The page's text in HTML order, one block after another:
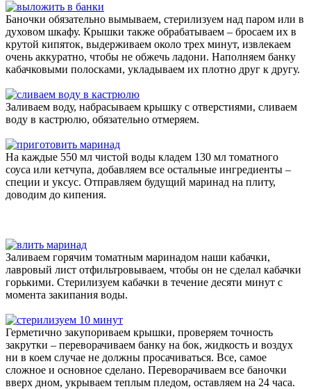
Баночки обязательно вымываем, стерилизуем над паром или в
духовом шкафу. Крышки также обрабатываем – бросаем их в
крутой кипяток, выдерживаем около трех минут, извлекаем
очень аккуратно, чтобы не обжечь ладони. Наполняем банку
кабачковыми полосками, укладываем их плотно друг к другу.
Заливаем воду, набрасываем крышку с отверстиями, сливаем
воду в кастрюлю, обязательно отмеряем.
На каждые 550 мл чистой воды кладем 130 мл томатного
соуса или кетчупа, добавляем все остальные ингредиенты –
специи и уксус. Отправляем будущий маринад на плиту,
доводим до кипения.
Заливаем горячим томатным маринадом наши кабачки,
лавровый лист отфильтровываем, чтобы он не сделал кабачки
горькими. Стерилизуем кабачки в течение десяти минут с
момента закипания воды.
Герметично закупориваем крышки, проверяем точность
закрутки – переворачиваем банку на бок, жидкость и воздух
ни в коем случае не должны просачиваться. Все, самое
сложное и основное сделано. Переворачиваем все баночки
вверх дном, укрываем теплым пледом, оставляем на 24 часа.